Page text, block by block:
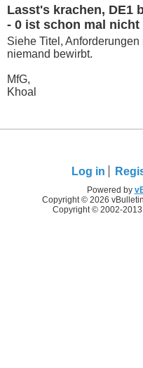
Lasst's krachen, DE1
- 0 ist schon mal nicht
Siehe Titel,
niemand bewirbt.
MfG,
Khoal
Log in
Powered by
Copyright © 2026
Copyright © 2002-